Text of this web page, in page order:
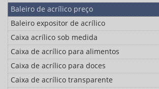
Baleiro de acrílico preço
Baleiro expositor de acrílico
Caixa acrílico sob medida
Caixa de acrílico para alimentos
Caixa de acrílico para doces
Caixa de acrílico transparente